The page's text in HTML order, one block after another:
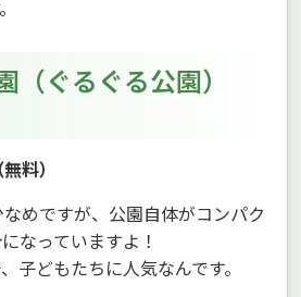
（ぐるぐる公園）
料）
めですが、公園自体がコンパク
なっていますよ！
子どもたちに人気なんです。